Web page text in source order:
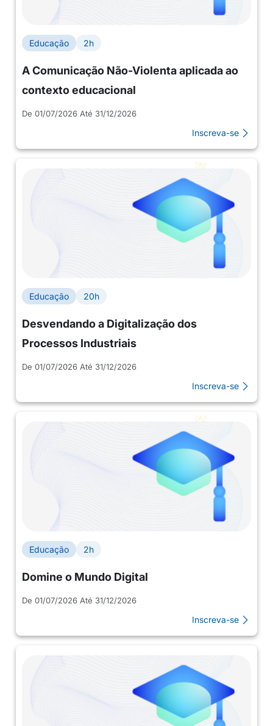
Educação 2h
A Comunicação Não-Violenta aplicada ao
contexto educacional
De 01/07/2026 Até 31/12/2026
Inscreva-se
Educação 20h
Desvendando a Digitalização dos
Processos Industriais
De 01/07/2026 Até 31/12/2026
Inscreva-se
Educação 2h
Domine o Mundo Digital
De 01/07/2026 Até 31/12/2026
Inscreva-se